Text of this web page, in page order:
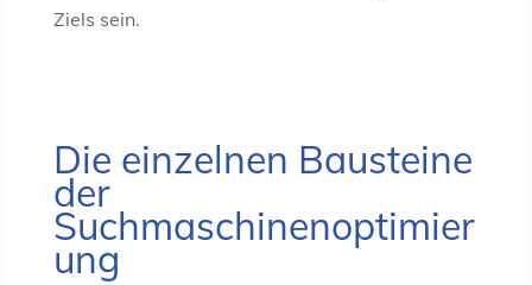
Ziels sein.
Die einzelnen Bausteine
der
Suchmaschinenoptimier
ung